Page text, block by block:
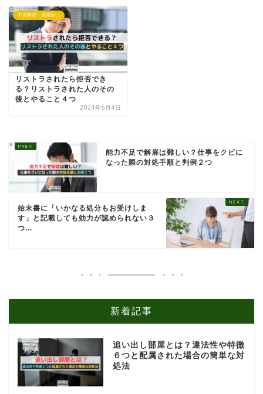
不当解雇・退職扱い
リストラされたら拒否でき
る？リストラされた人のその
後とやること４つ
2024年6月4日
能力不足で解雇は難しい？仕事をクビに
なった際の対処手順と判例２つ
始末書に「いかなる処分もお受けしま
す」と記載しても効力が認められない３
つ...
新着記事
追い出し部屋とは？違法性や特徴
６つと配属された場合の簡単な対
処法